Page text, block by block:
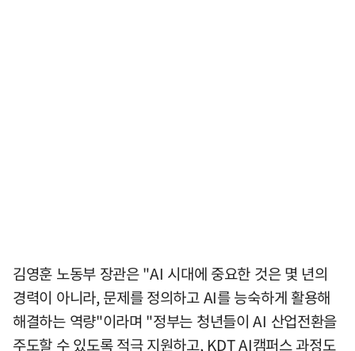
김영훈 노동부 장관은 "AI 시대에 중요한 것은 몇 년의
경력이 아니라, 문제를 정의하고 AI를 능숙하게 활용해
해결하는 역량"이라며 "정부는 청년들이 AI 산업전환을
주도할 수 있도록 적극 지원하고, KDT AI캠퍼스 과정도